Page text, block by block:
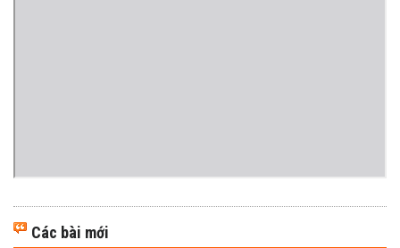
Các bài mới